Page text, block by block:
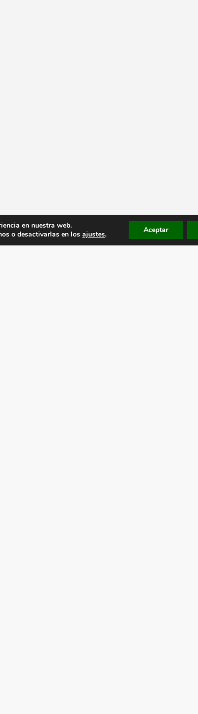
en nuestra web.
o desactivarlas en losajustes. Aceptar